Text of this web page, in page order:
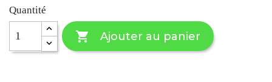
Quantité
 Ajouter au panier